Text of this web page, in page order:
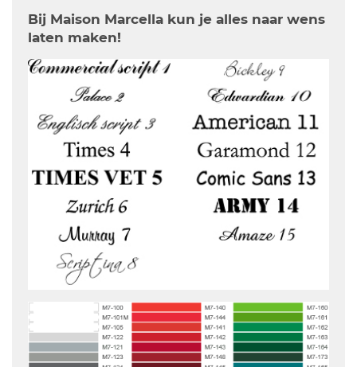
Bij Maison Marcella kun je alles naar wens
laten maken!